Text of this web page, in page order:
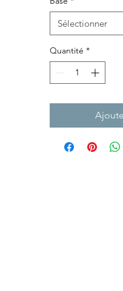
Sélectionner
Quantité *